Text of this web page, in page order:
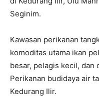
Seginim.
Kawasan perikanan
komoditas utama ikan
besar, pelagis kecil, dan
Perikanan budidaya air
Kedurang Ilir.